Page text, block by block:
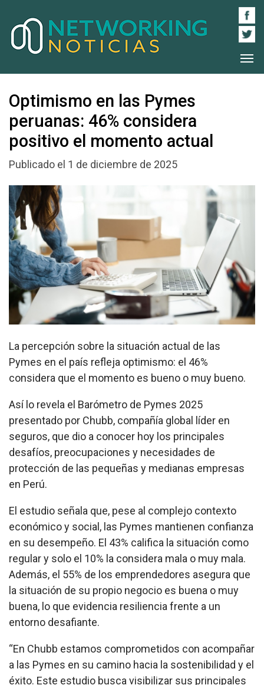
Optimismo en las Pymes
peruanas: 46% considera
positivo el momento actual
Publicado el 1 de diciembre de 2025
La percepción sobre la situación actual de las
Pymes en el país refleja optimismo: el 46%
considera que el momento es bueno o muy bueno.
Así lo revela el Barómetro de Pymes 2025
presentado por Chubb, compañía global líder en
seguros, que dio a conocer hoy los principales
desafíos, preocupaciones y necesidades de
protección de las pequeñas y medianas empresas
en Perú.
El estudio señala que, pese al complejo contexto
económico y social, las Pymes mantienen confianza
en su desempeño. El 43% califica la situación como
regular y solo el 10% la considera mala o muy mala.
Además, el 55% de los emprendedores asegura que
la situación de su propio negocio es buena o muy
buena, lo que evidencia resiliencia frente a un
entorno desafiante.
“En Chubb estamos comprometidos con acompañar
a las Pymes en su camino hacia la sostenibilidad y el
éxito. Este estudio busca visibilizar sus principales